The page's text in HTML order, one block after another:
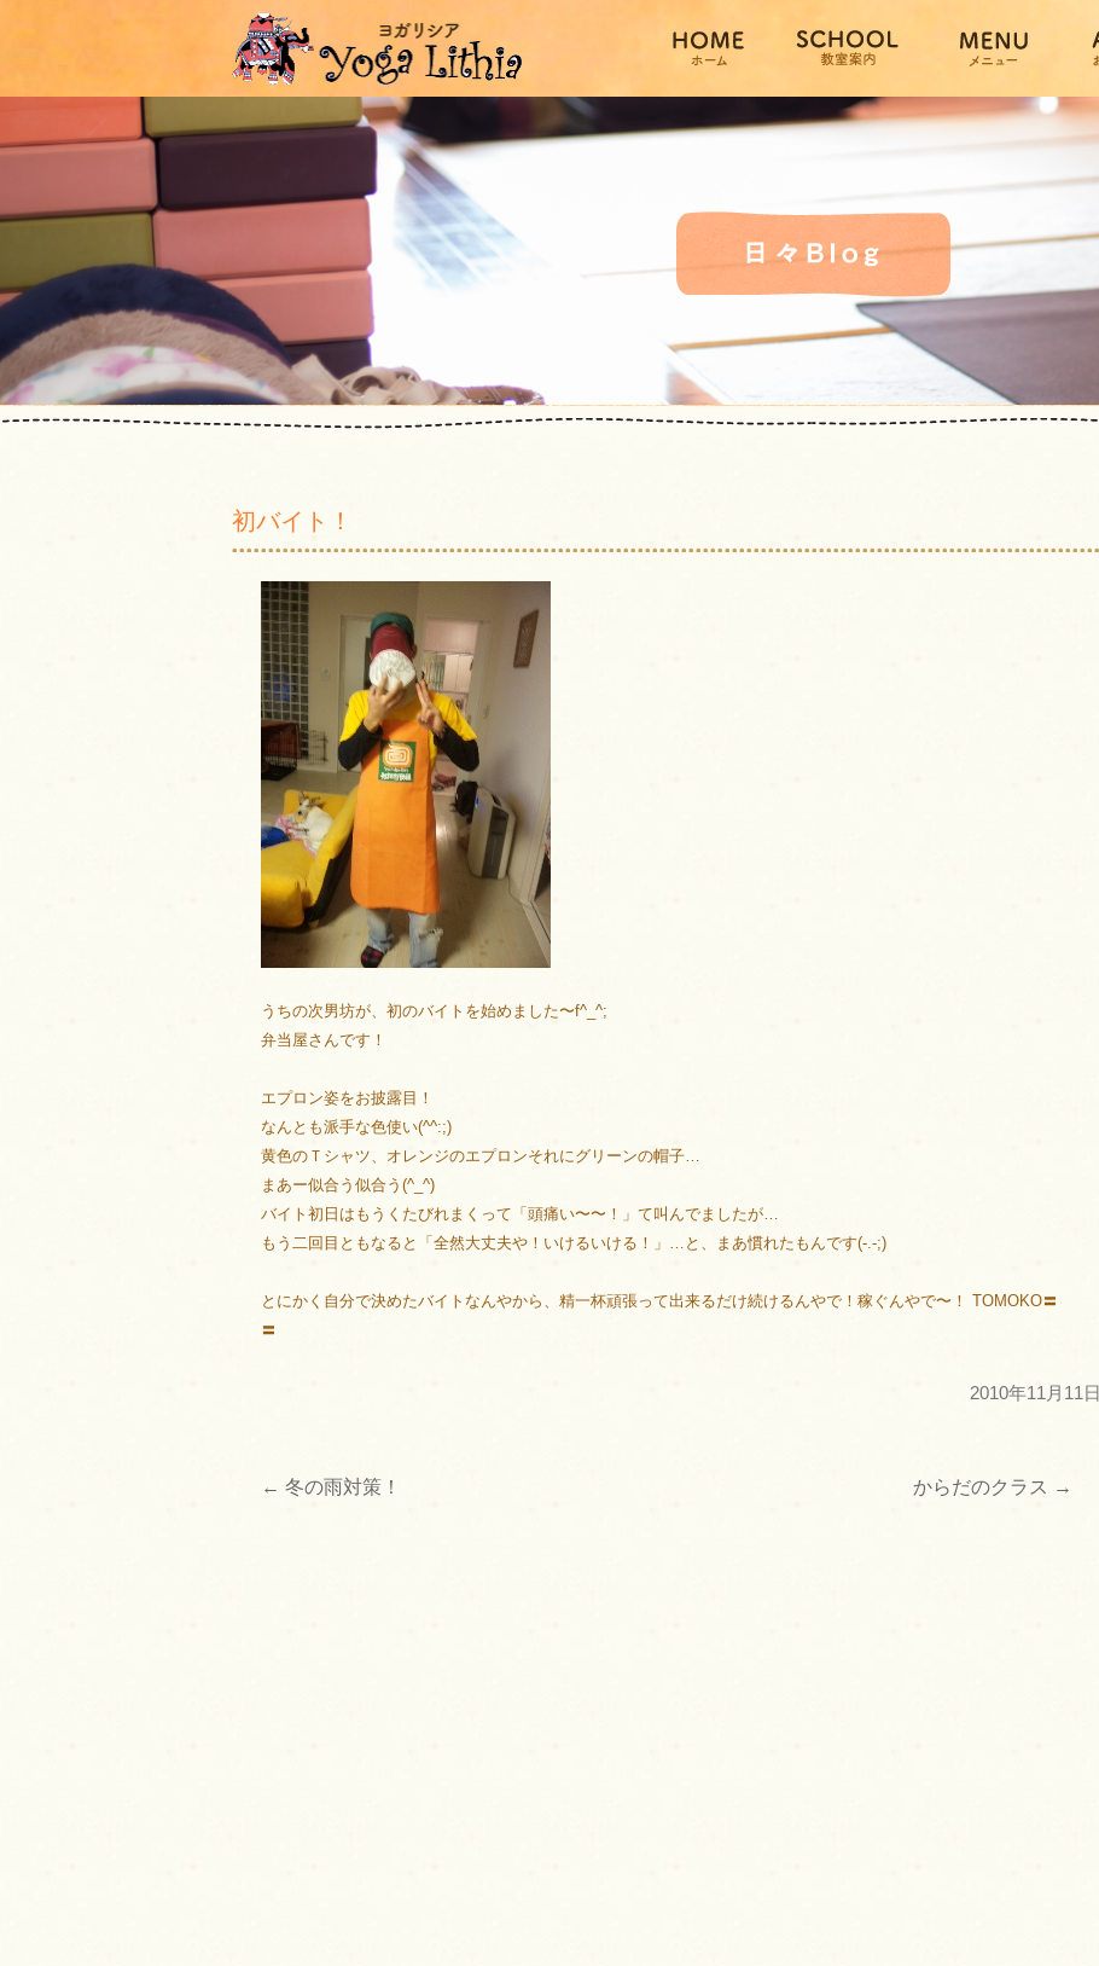
初バイト！
うちの次男坊が、初のバイトを始めました〜f^_^;
弁当屋さんです！
エプロン姿をお披露目！
なんとも派手な色使い(^^:;)
黄色のＴシャツ、オレンジのエプロンそれにグリーンの帽子…
まあー似合う似合う(^_^)
バイト初日はもうくたびれまくって「頭痛い〜〜！」て叫んでましたが…
もう二回目ともなると「全然大丈夫や！いけるいける！」…と、まあ慣れたもんです(-.-;)
とにかく自分で決めたバイトなんやから、精一杯頑張って出来るだけ続けるんやで！稼ぐんやで〜！ TOMOKO〓
〓
2010年11月11日
投
← 冬の雨対策！ からだのクラス →